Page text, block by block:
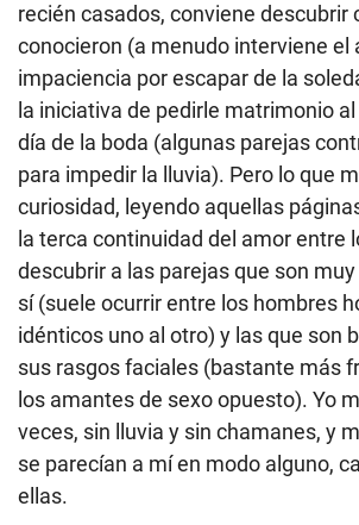
recién casados, conviene descubrir
conocieron (a menudo interviene el
impaciencia por escapar de la
la iniciativa de pedirle matrimonio al
día de la boda (algunas parejas
para impedir la lluvia). Pero lo que
curiosidad, leyendo aquellas
la terca continuidad del amor entre
descubrir a las parejas que son
sí (suele ocurrir entre los hombres
idénticos uno al otro) y las que son
sus rasgos faciales (bastante más
los amantes de sexo opuesto). Yo
veces, sin lluvia y sin chamanes, y
se parecían a mí en modo alguno,
ellas.